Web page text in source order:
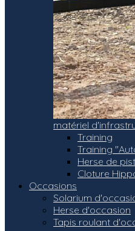
matériel
Training
Training
Herse de
Cloture
Occasions
Solarium
Herse d'occasion
Tapis roulant